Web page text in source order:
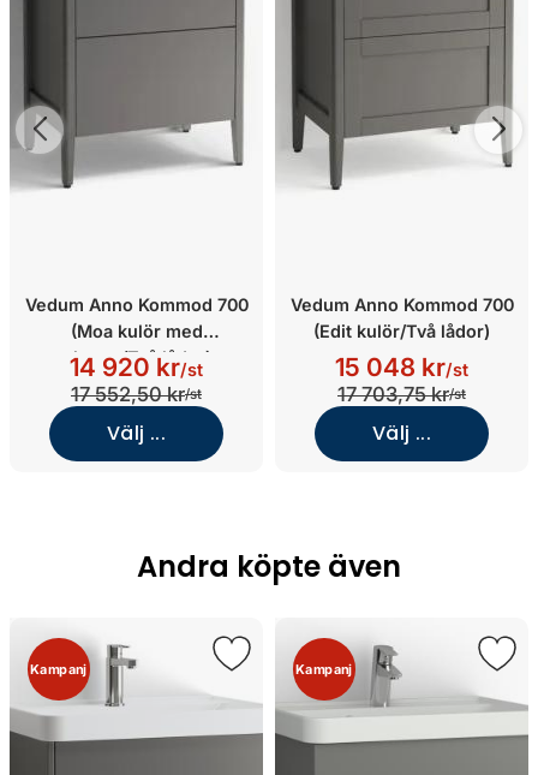
Vedum Anno Kommod 700
(Moa kulör med
eluttag/Två lådor)
14 920 kr/st
17 552,50 kr/st
Välj ...
Vedum Anno Kommod 700
(Edit kulör/Två lådor)
15 048 kr/st
17 703,75 kr/st
Välj ...
Andra köpte även
Kampanj Kampanj